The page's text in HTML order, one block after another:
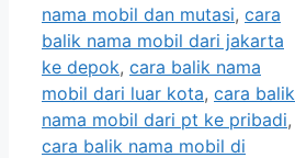
nama mobil dan mutasi, cara
balik nama mobil dari jakarta
ke depok, cara balik nama
mobil dari luar kota, cara balik
nama mobil dari pt ke pribadi,
cara balik nama mobil di